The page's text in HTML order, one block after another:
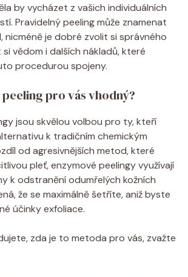
by vycházet z vašich individuálních
Pravidelný peeling může znamenat
nicméně je dobré zvolit si správného
vědom i dalších nákladů, které
procedurou spojeny.
pro vás vhodný?
jsou skvělou volbou pro ty, kteří
k tradičním chemickým
od agresivnějších metod, které
pleť, enzymové peelingy využívají
k odstranění odumřelých kožních
že se maximálně šetříte, aniž byste
účinky exfoliace.
zda je to metoda pro vás, zvažte